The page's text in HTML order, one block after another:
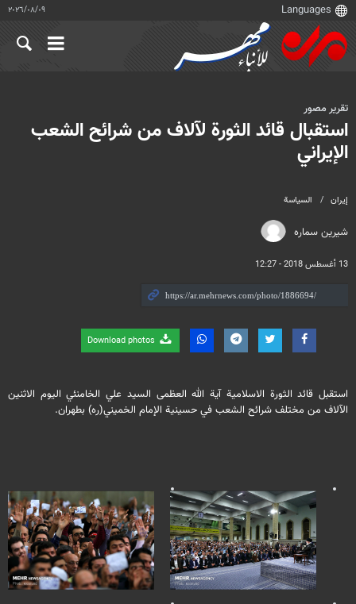
٠٩‏/٠٨‏/٢٠٢٦
إيران السياسة
شیرین سماره
13 أغسطس 2018 - 12:27
تقرير مصور
استقبال قائد الثورة لآلاف من شرائح الشعب
الإيراني
استقبل قائد الثورة الاسلامية آية الله العظمى السيد علي الخامنئي اليوم الاثنين
الآلاف من مختلف شرائح الشعب في حسينية الإمام الخميني(ره) بطهران.